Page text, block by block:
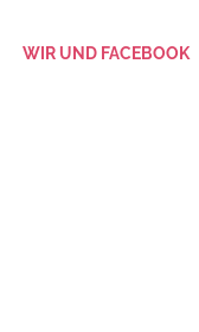
WIR UND FACEBOOK